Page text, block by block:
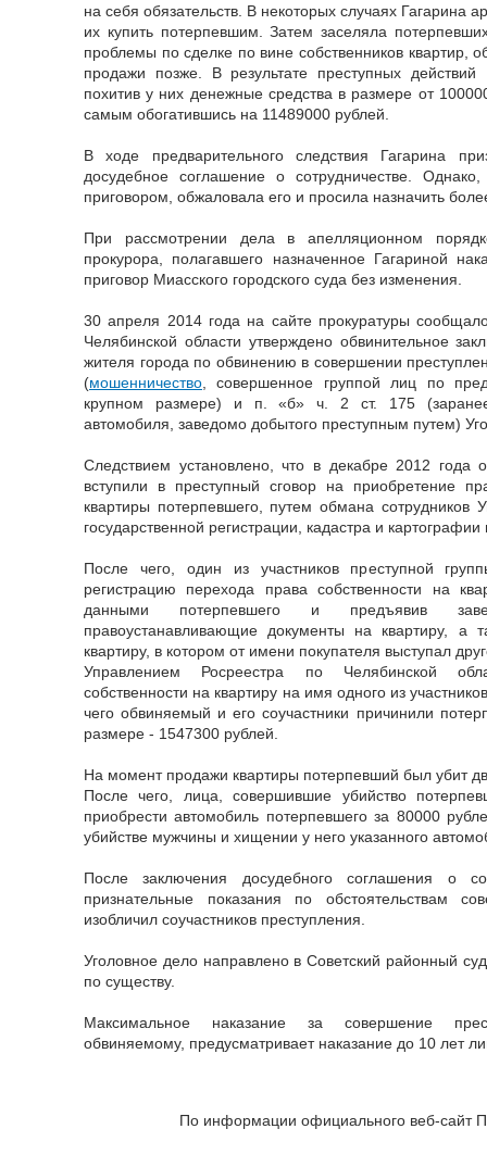
на себя обязательств. В некоторых случаях Гагарина
их купить потерпевшим. Затем заселяла
проблемы по сделке по вине собственников квартир,
продажи позже. В результате преступных
похитив у них денежные средства в размере от
самым обогатившись на 11489000 рублей.
В ходе предварительного следствия Гагарина
досудебное соглашение о сотрудничестве.
приговором, обжаловала его и просила назначить
При рассмотрении дела в апелляционном
прокурора, полагавшего назначенное Гагариной
приговор Миасского городского суда без изменения.
30 апреля 2014 года на сайте прокуратуры
Челябинской области утверждено обвинительное
жителя города по обвинению в совершении
(мошенничество , совершенное группой лиц по
крупном размере) и п. «б» ч. 2 ст. 175
автомобиля, заведомо добытого преступным путем)
Следствием установлено, что в декабре 2012
вступили в преступный сговор на приобретение
квартиры потерпевшего, путем обмана сотрудников
государственной регистрации, кадастра и
После чего, один из участников преступной
регистрацию перехода права собственности на
данными потерпевшего и предъявив
правоустанавливающие документы на квартиру, а
квартиру, в котором от имени покупателя выступал
Управлением Росреестра по Челябинской
собственности на квартиру на имя одного из
чего обвиняемый и его соучастники причинили
размере - 1547300 рублей.
На момент продажи квартиры потерпевший был убит
После чего, лица, совершившие убийство
приобрести автомобиль потерпевшего за 80000
убийстве мужчины и хищении у него указанного
После заключения досудебного соглашения о
признательные показания по обстоятельствам
изобличил соучастников преступления.
Уголовное дело направлено в Советский районный
по существу.
Максимальное наказание за совершение
обвиняемому, предусматривает наказание до 10 лет
По информации официального веб-сайт